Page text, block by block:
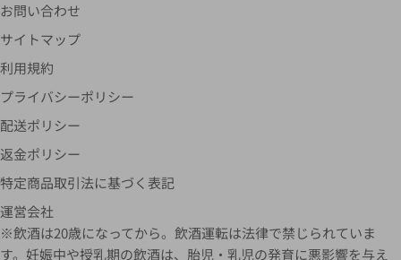
お問い合わせ
サイトマップ
利用規約
プライバシーポリシー
配送ポリシー
返金ポリシー
特定商品取引法に基づく表記
運営会社
※飲酒は20歳になってから。飲酒運転は法律で禁じられていま
す。妊娠中や授乳期の飲酒は、胎児・乳児の発育に悪影響を与え